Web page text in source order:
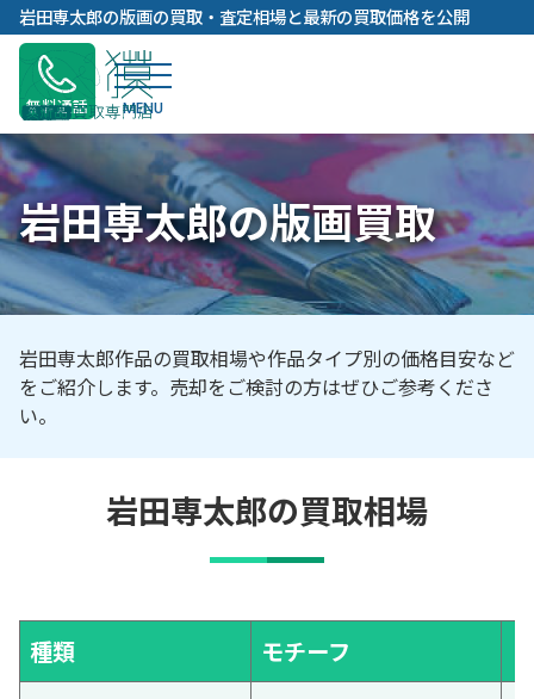
内
容
キ
プ
岩田専太郎の版画の買取・査定相場と最新の買取価格を公開
無料通話
岩田専太郎の版画買取
岩田専太郎作品の買取相場や作品タイプ別の価格目安など
をご紹介します。売却をご検討の方はぜひご参考くださ
い。
岩田専太郎の買取相場
種類 モチーフ